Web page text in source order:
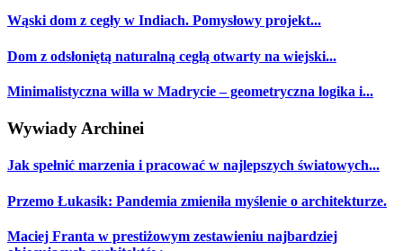
Wąski dom z cegły w Indiach. Pomysłowy projekt...
Dom z odsłoniętą naturalną cegłą otwarty na wiejski...
Minimalistyczna willa w Madrycie – geometryczna logika i...
Wywiady Archinei
Jak spełnić marzenia i pracować w najlepszych światowych...
Przemo Łukasik: Pandemia zmieniła myślenie o architekturze.
Maciej Franta w prestiżowym zestawieniu najbardziej